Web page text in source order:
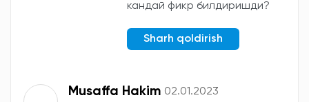
кандай фикр билдиришди?
Sharh qoldirish
Musaffa Hakim 02.01.2023